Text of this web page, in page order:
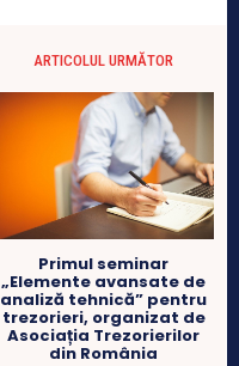
ARTICOLUL URMĂTOR
Primul seminar
„Elemente avansate de
analiză tehnică” pentru
trezorieri, organizat de
Asociația Trezorierilor
din România